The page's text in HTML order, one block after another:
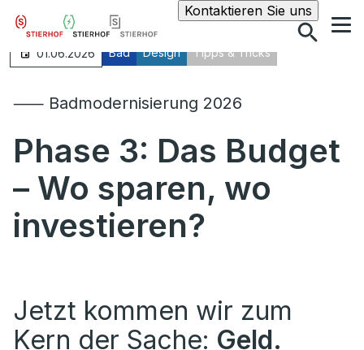
Kontaktieren Sie unsSuche
01.06.2026 Bad Design Tipps & Tricks
⸺ Badmodernisierung 2026
Phase 3: Das Budget
– Wo sparen, wo
investieren?
Jetzt kommen wir zum
Kern der Sache: Geld.